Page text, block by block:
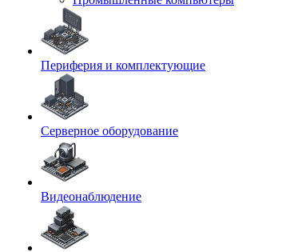
Периферия и комплектующие
Серверное оборудование
Видеонаблюдение